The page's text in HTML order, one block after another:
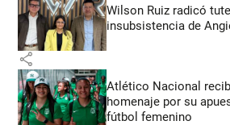
Wilson Ruiz radicó
insubsistencia de
share
Atlético Nacional
homenaje por su
fútbol femenino